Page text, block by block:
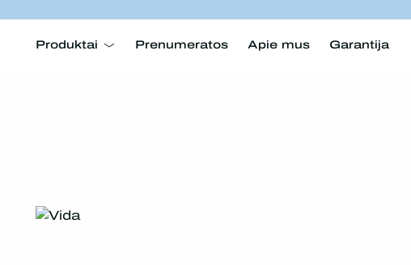
Produktai Prenumeratos Apie mus Garantija